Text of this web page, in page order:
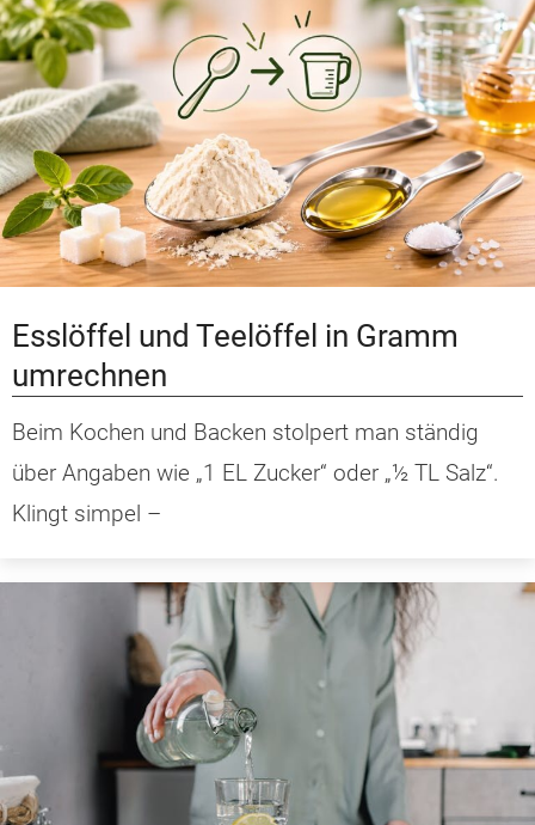
Esslöffel und Teelöffel in Gramm
umrechnen
Beim Kochen und Backen stolpert man ständig
über Angaben wie „1 EL Zucker“ oder „½ TL Salz“.
Klingt simpel –